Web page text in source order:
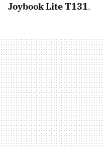
Joybook Lite T131.